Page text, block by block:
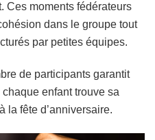
Ces moments fédérateurs
dans le groupe tout
par petites équipes.
de participants garantit
enfant trouve sa
la fête d’anniversaire.